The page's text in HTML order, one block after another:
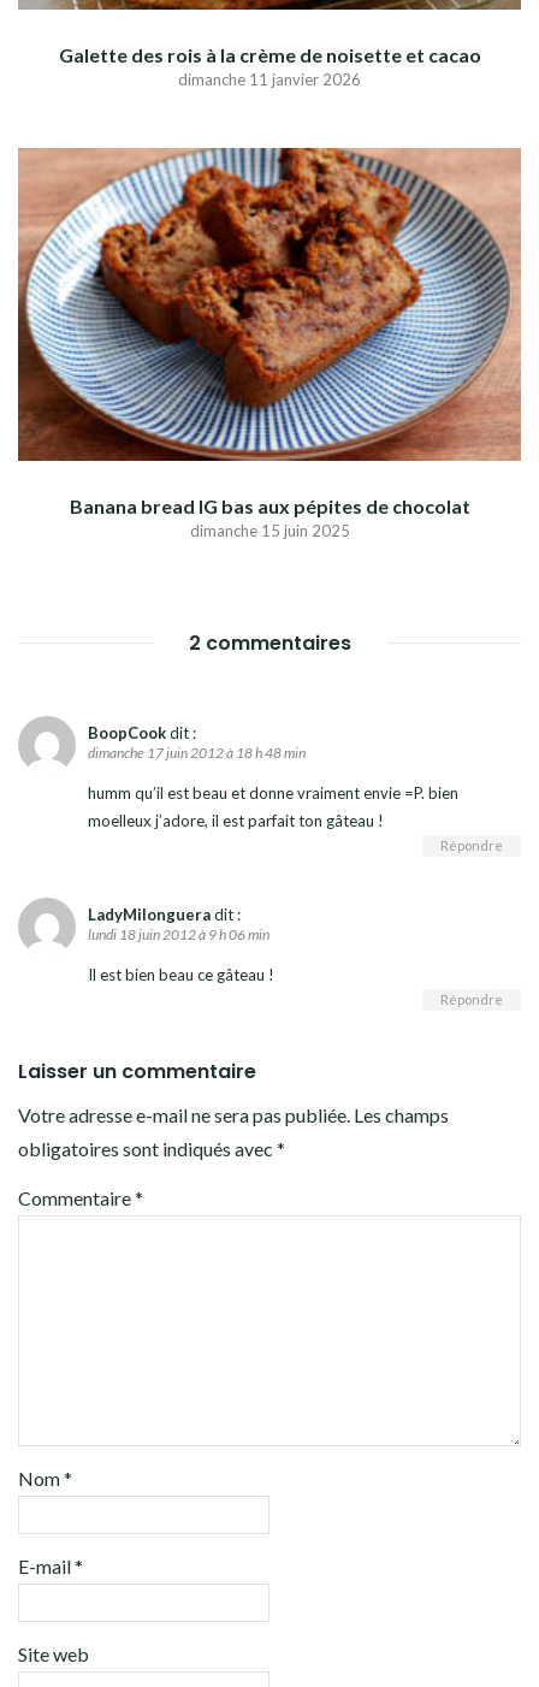
Galette des rois à la crème de noisette et cacao
dimanche 11 janvier 2026
Banana bread IG bas aux pépites de chocolat
dimanche 15 juin 2025
2 commentaires
BoopCookdit :
dimanche 17 juin 2012 à 18 h 48 min
humm qu’il est beau et donne vraiment envie =P. bien
moelleux j’adore, il est parfait ton gâteau !
Répondre
LadyMilongueradit :
lundi 18 juin 2012 à 9 h 06 min
Il est bien beau ce gâteau !
Répondre
Laisser un commentaire
Votre adresse e-mail ne sera pas publiée. Les champs
obligatoires sont indiqués avec *
Commentaire*
Nom*
E-mail*
Site web